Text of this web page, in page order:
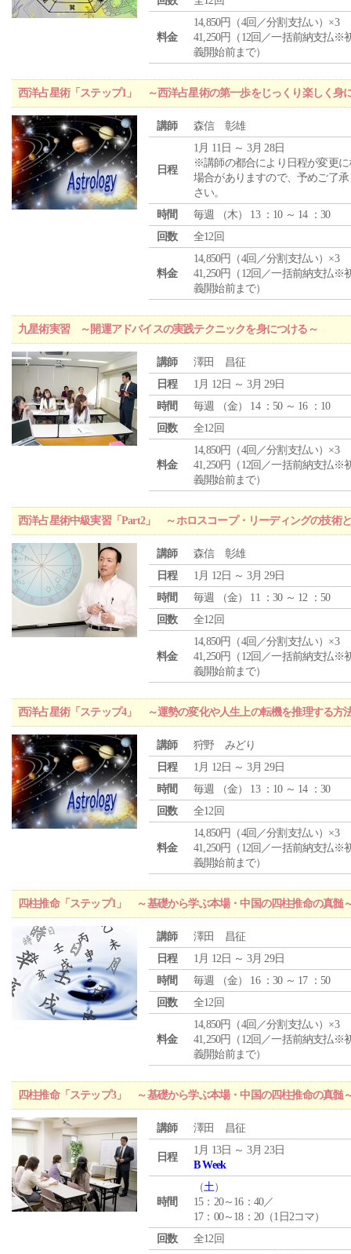
料金
14,850円（4回／分割支払い）×3
41,250円（12回／一括前納支払※
義開始前まで）
西洋占星術「ステップ1」 ～西洋占星術の第一歩をじっくり楽しく身
講師 森信 彰雄
日程
1月 11日 ～ 3月 28日
※講師の都合により日程が変更に
場合がありますので、予めご了承
さい。
時間
毎週 （木） 13 ：10 ～ 14 ：30
回数
全12回
料金
14,850円（4回／分割支払い）×3
41,250円（12回／一括前納支払※
義開始前まで）
九星術実習 ～開運アドバイスの実践テクニックを身につける～
講師
澤田 昌征
日程
1月 12日 ～ 3月 29日
時間
毎週 （金） 14 ：50 ～ 16 ：10
回数
全12回
料金
14,850円（4回／分割支払い）×3
41,250円（12回／一括前納支払※
義開始前まで）
西洋占星術中級実習「Part2」 ～ホロスコープ・リーディングの技術
講師
森信 彰雄
日程
1月 12日 ～ 3月 29日
時間
毎週 （金） 11 ：30 ～ 12 ：50
回数
全12回
料金
14,850円（4回／分割支払い）×3
41,250円（12回／一括前納支払※
義開始前まで）
西洋占星術「ステップ4」 ～運勢の変化や人生上の転機を推理する方
講師
狩野 みどり
日程
1月 12日 ～ 3月 29日
時間
毎週 （金） 13 ：10 ～ 14 ：30
回数
全12回
料金
14,850円（4回／分割支払い）×3
41,250円（12回／一括前納支払※
義開始前まで）
四柱推命「ステップ1」 ～基礎から学ぶ本場・中国の四柱推命の真髄
講師
澤田 昌征
日程
1月 12日 ～ 3月 29日
時間
毎週 （金） 16 ：30 ～ 17 ：50
回数
全12回
料金
14,850円（4回／分割支払い）×3
41,250円（12回／一括前納支払※
義開始前まで）
四柱推命「ステップ3」 ～基礎から学ぶ本場・中国の四柱推命の真髄
講師 澤田 昌征
日程
1月 13日 ～ 3月 23日
B Week
時間
（土）
15：20～16：40／
17：00～18：20（1日2コマ）
回数
全12回